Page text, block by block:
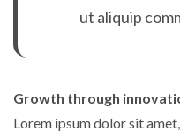
ut aliquip
Growth through
Lorem ipsum dolor sit